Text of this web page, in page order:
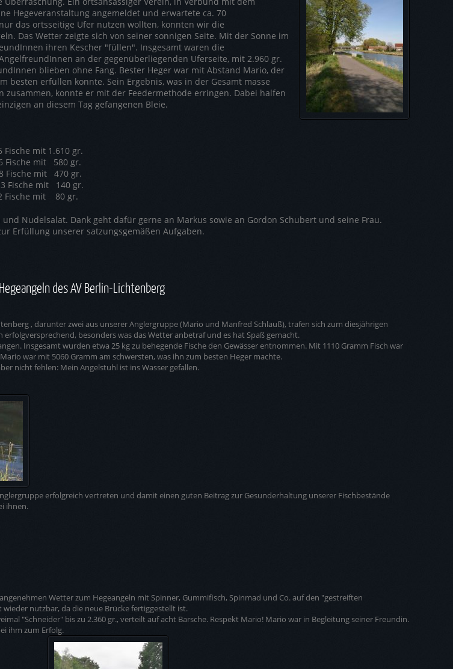
Hegeveranstaltung angemeldet und erwartete ca. 70
das ortsseitige Ufer nutzen wollten, konnten wir die
Das Wetter zeigte sich von seiner sonnigen Seite. Mit der Sonne im
ihren Kescher "füllen". Insgesamt waren die
an der gegenüberliegenden Uferseite, mit 2.960 gr.
blieben ohne Fang. Bester Heger war mit Abstand Mario, der
besten erfüllen konnte. Sein Ergebnis, was in der Gesamt masse
zusammen, konnte er mit der Feedermethode erringen. Dabei halfen
an diesem Tag gefangenen Bleie.
mit 1.610 gr.
mit 580 gr.
mit 470 gr.
Fische mit 140 gr.
mit 80 gr.
Nudelsalat. Dank geht dafür gerne an Markus sowie an Gordon Schubert und seine Frau.
Erfüllung unserer satzungsgemäßen Aufgaben.
des AV Berlin-Lichtenberg
, darunter zwei aus unserer Anglergruppe (Mario und Manfred Schlauß), trafen sich zum diesjährigen
erfolgversprechend, besonders was das Wetter anbetraf und es hat Spaß gemacht.
Insgesamt wurden etwa 25 kg zu behegende Fische den Gewässer entnommen. Mit 1110 Gramm Fisch war
war mit 5060 Gramm am schwersten, was ihn zum besten Heger machte.
nicht fehlen: Mein Angelstuhl ist ins Wasser gefallen.
erfolgreich vertreten und damit einen guten Beitrag zur Gesunderhaltung unserer Fischbestände
ihnen.
Wetter zum Hegeangeln mit Spinner, Gummifisch, Spinmad und Co. auf den "gestreiften
nutzbar, da die neue Brücke fertiggestellt ist.
"Schneider" bis zu 2.360 gr., verteilt auf acht Barsche. Respekt Mario! Mario war in Begleitung seiner Freundin.
ihm zum Erfolg.